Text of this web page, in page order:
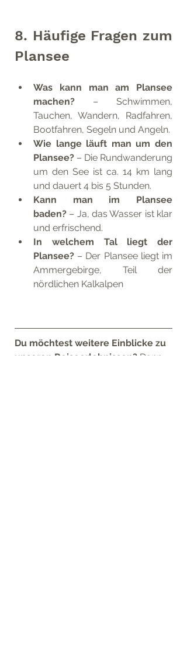
8. Häufige Fragen zum
Plansee
Was kann man am Plansee
machen? – Schwimmen,
Tauchen, Wandern, Radfahren,
Bootfahren, Segeln und Angeln.
Wie lange läuft man um den
Plansee? – Die Rundwanderung
um den See ist ca. 14 km lang
und dauert 4 bis 5 Stunden.
Kann man im Plansee
baden? – Ja, das Wasser ist klar
und erfrischend.
In welchem Tal liegt der
Plansee? – Der Plansee liegt im
Ammergebirge, Teil der
nördlichen Kalkalpen
Du möchtest weitere Einblicke zu
unseren Reiseerlebnissen? Dann